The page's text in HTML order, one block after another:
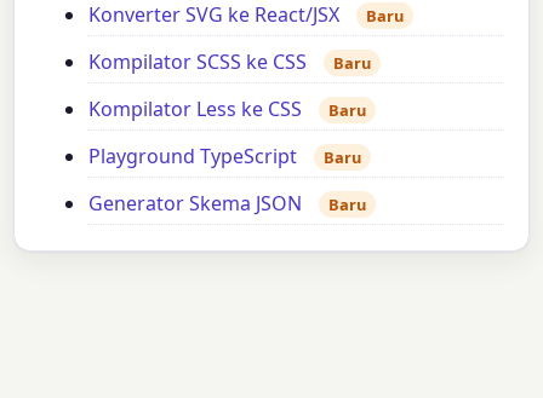
Konverter SVG ke React/JSX Baru
Kompilator SCSS ke CSS Baru
Kompilator Less ke CSS Baru
Playground TypeScript Baru
Generator Skema JSON Baru